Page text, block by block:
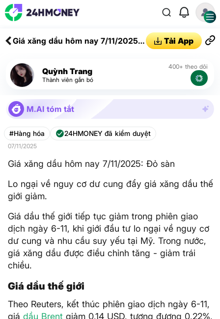
Giá xăng dầu hôm nay 7/11/2025:
Tải App
Quỳnh Trang
Thành viên gắn bó
400+ theo dõi
M.AI tóm tắt
#Hàng hóa 24HMONEY đã kiểm duyệt
07/11/2025
Giá xăng dầu hôm nay 7/11/2025: Đỏ sàn
​Lo ngại về nguy cơ dư cung đẩy giá xăng dầu thế
giới giảm.
Giá dầu thế giới tiếp tục giảm trong phiên giao
dịch ngày 6-11, khi giới đầu tư lo ngại về nguy cơ
dư cung và nhu cầu suy yếu tại Mỹ. Trong nước,
giá xăng dầu được điều chỉnh tăng - giảm trái
chiều.
Giá dầu thế giới
Theo Reuters, kết thúc phiên giao dịch ngày 6-11,
giá dầu Brent giảm 0,14 USD, tương đương 0,22%,